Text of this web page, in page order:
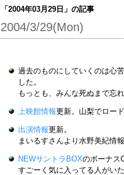
「2004年03月29日」の記事
2004/3/29(Mon)
過去のものにしていくのは心
した。
もっとも、みんな死ぬまで忘
上映館情報更新。山梨でロー
出演情報更新。
まいるすさんより水野美紀情
NEWサントラBOXのボーナス
すごーく気に入ってる人がい